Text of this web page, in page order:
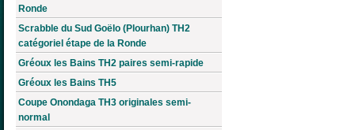
Ronde
Scrabble du Sud Goëlo (Plourhan) TH2
catégoriel étape de la Ronde
Gréoux les Bains TH2 paires semi-rapide
Gréoux les Bains TH5
Coupe Onondaga TH3 originales semi-
normal